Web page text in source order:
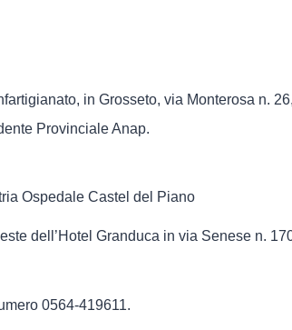
in Grosseto, via Monterosa n.
Provinciale Anap.
Ospedale Castel del Piano
dell’Hotel Granduca in via Senese n.
0564-419611.